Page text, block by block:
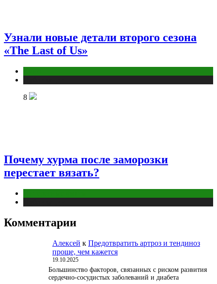
Узнали новые детали второго сезона
«The Last of Us»
8
Почему хурма после заморозки
перестает вязать?
Комментарии
Алексей к Предотвратить артроз и тендиноз
проще, чем кажется
19.10.2025
Большинство факторов, связанных с риском развития
сердечно-сосудистых заболеваний и диабета